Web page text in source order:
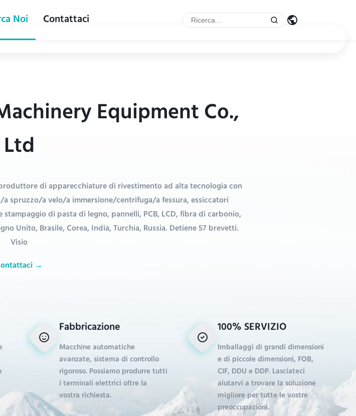
Noi Contattaci
Equipment Co.,
Ltd
di apparecchiature di rivestimento ad alta tecnologia con
spruzzo/a velo/a immersione/centrifuga/a fessura, essiccatori
di pasta di legno, pannelli, PCB, LCD, fibra di carbonio,
Unito, Brasile, Corea, India, Turchia, Russia. Detiene 57 brevetti.
Visio
→
Fabbricazione
Macchine automatiche
avanzate, sistema di controllo
rigoroso. Possiamo produrre tutti
i terminali elettrici oltre la
vostra richiesta.
100% SERVIZIO
Imballaggi di grandi dimensioni
e di piccole dimensioni, FOB,
CIF, DDU e DDP. Lasciateci
aiutarvi a trovare la soluzione
migliore per tutte le vostre
preoccupazioni.